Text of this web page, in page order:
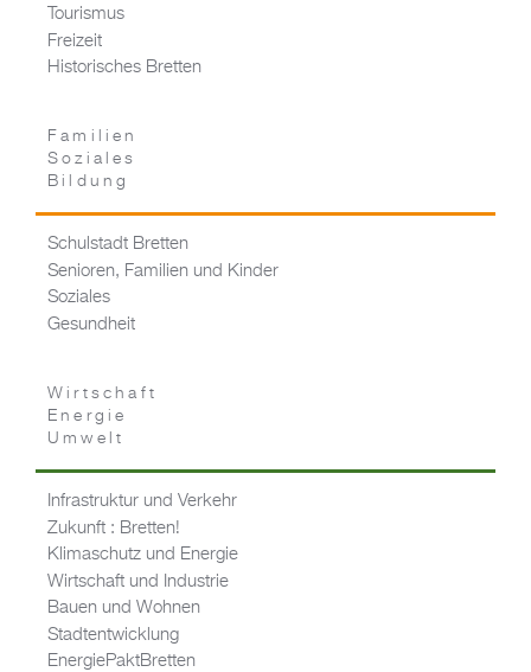
Tourismus
Freizeit
Historisches Bretten
Familien
Soziales
Bildung
Schulstadt Bretten
Senioren, Familien und Kinder
Soziales
Gesundheit
Wirtschaft
Energie
Umwelt
Infrastruktur und Verkehr
Zukunft : Bretten!
Klimaschutz und Energie
Wirtschaft und Industrie
Bauen und Wohnen
Stadtentwicklung
EnergiePaktBretten